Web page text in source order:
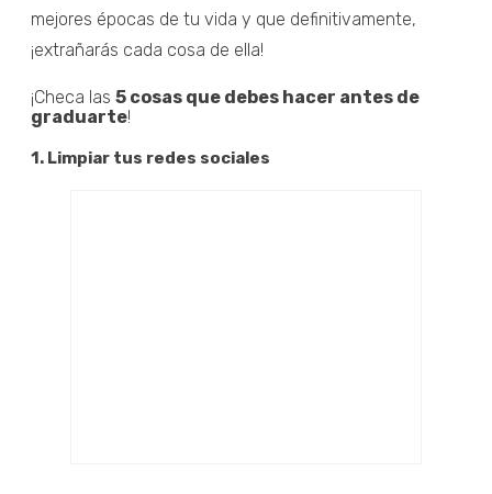
mejores épocas de tu vida y que definitivamente,
¡extrañarás cada cosa de ella!
¡Checa las 5 cosas que debes hacer antes de
graduarte!
1. Limpiar tus redes sociales